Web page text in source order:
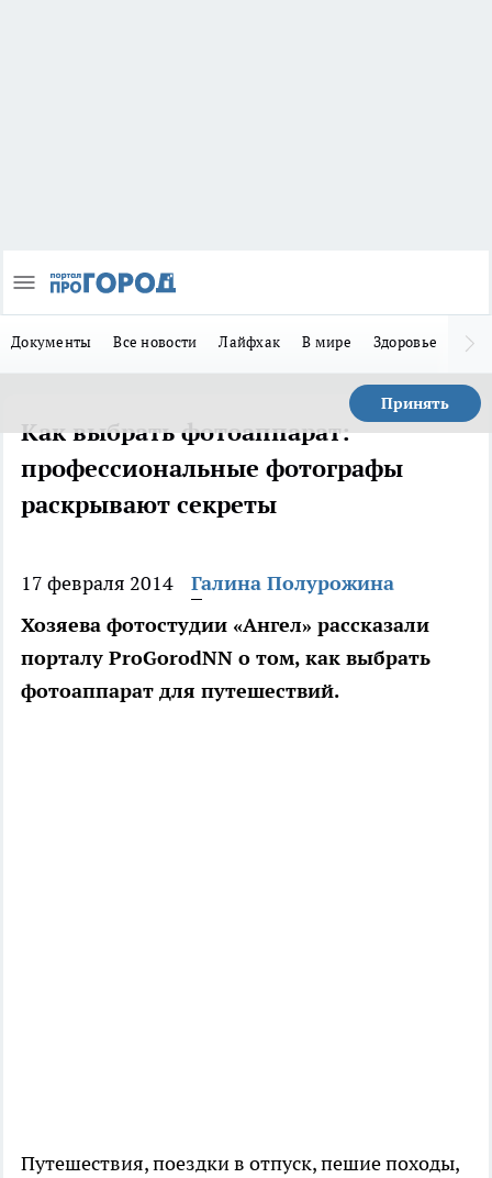
Документы Все новости Лайфхак В мире Здоровье
Принять
Как выбрать фотоаппарат:
профессиональные фотографы
раскрывают секреты
17 февраля 2014
Галина Полурожина
Хозяева фотостудии «Ангел» рассказали
порталу ProGorodNN о том, как выбрать
фотоаппарат для путешествий.
Путешествия, поездки в отпуск, пешие походы,